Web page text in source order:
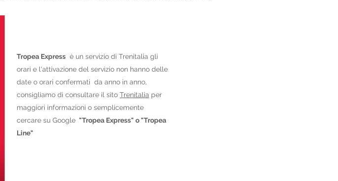
Tropea Express è un servizio di Trenitalia gli
orari e l'attivazione del servizio non hanno delle
date o orari confermati da anno in anno,
consigliamo di consultare il sito Trenitalia per
maggiori informazioni o semplicemente
cercare su Google "Tropea Express" o "Tropea
Line"